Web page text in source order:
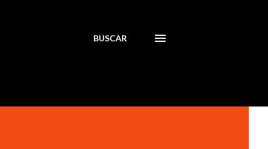
BUSCAR